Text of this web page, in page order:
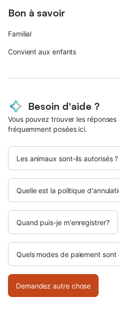
Bon à savoir
Familial
Convient aux enfants
Besoin d'aide ?
Vous pouvez trouver les
fréquemment posées ici.
Les animaux sont-ils autorisés ?
Quelle est la politique
Quand puis-je m'enregistrer?
Quels modes de paiement sont
Demandez autre chose